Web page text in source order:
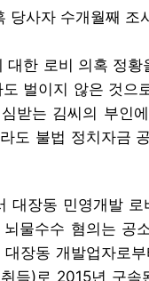
대장동 민영개발
물수수 혐의는 공
장동 개발업자로
득)로 2015년 구
서 수사 과정에서
하거나 확인 중에